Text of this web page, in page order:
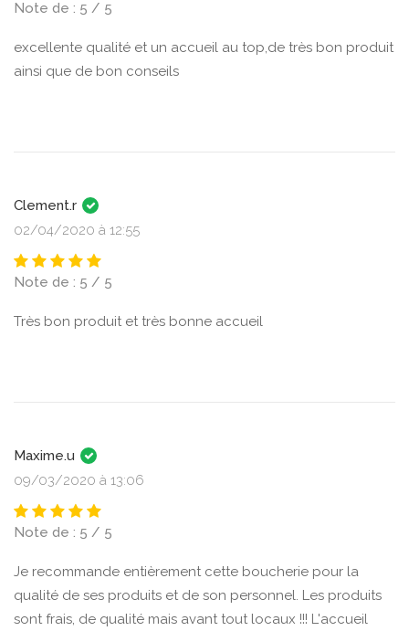
Note de : 5 / 5
excellente qualité et un accueil au top,de très bon produit
ainsi que de bon conseils
Clement.r
02/04/2020 à 12:55
Note de : 5 / 5
Très bon produit et très bonne accueil
Maxime.u
09/03/2020 à 13:06
Note de : 5 / 5
Je recommande entièrement cette boucherie pour la
qualité de ses produits et de son personnel. Les produits
sont frais, de qualité mais avant tout locaux !!! L'accueil